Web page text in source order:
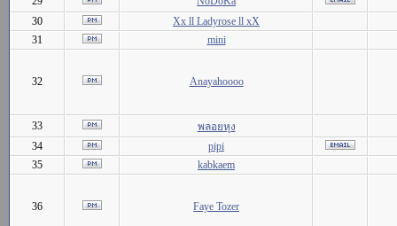
30
Xx ll Ladyrose ll xX
31
mini
32 Anayahoooo
33
พลอยหุง
34
pipi
35
kabkaem
36 Faye Tozer